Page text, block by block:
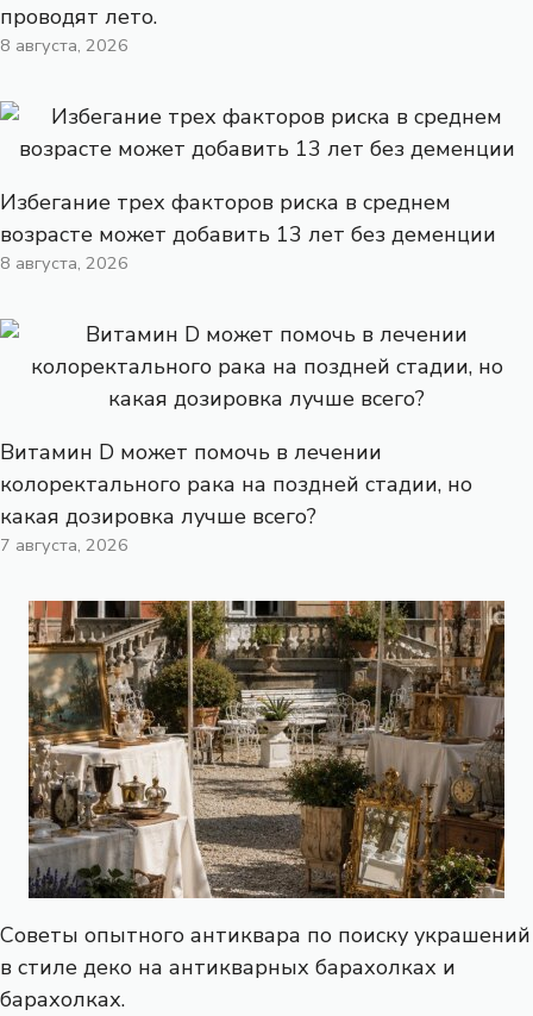
проводят лето.
8 августа, 2026
Избегание трех факторов риска в среднем
возрасте может добавить 13 лет без деменции
8 августа, 2026
Витамин D может помочь в лечении
колоректального рака на поздней стадии, но
какая дозировка лучше всего?
7 августа, 2026
Советы опытного антиквара по поиску украшений
в стиле деко на антикварных барахолках и
барахолках.